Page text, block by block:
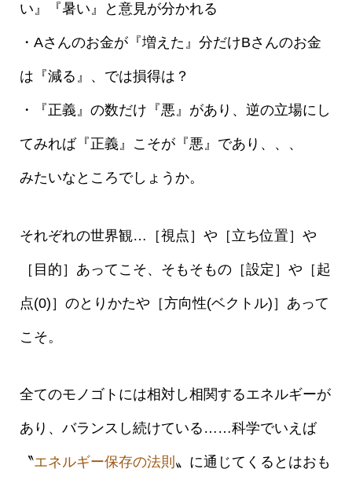
い』『暑い』と意見が分かれる
・Aさんのお金が『増えた』分だけBさんのお金
は『減る』、では損得は？
・『正義』の数だけ『悪』があり、逆の立場にし
てみれば『正義』こそが『悪』であり、、、
みたいなところでしょうか。
それぞれの世界観…［視点］や［立ち位置］や
［目的］あってこそ、そもそもの［設定］や［起
点(0)］のとりかたや［方向性(ベクトル)］あって
こそ。
全てのモノゴトには相対し相関するエネルギーが
あり、バランスし続けている……科学でいえば
〝エネルギー保存の法則 〟に通じてくるとはおも